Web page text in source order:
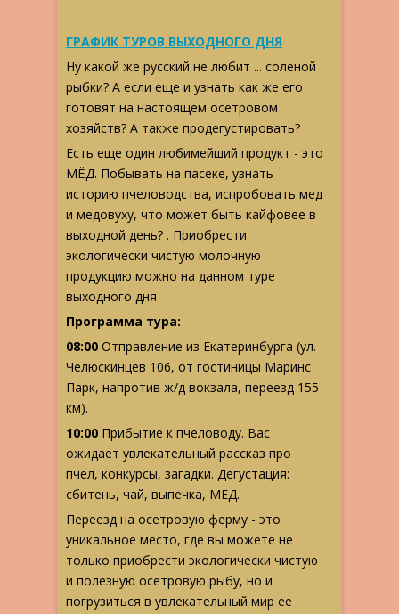
ГРАФИК ТУРОВ ВЫХОДНОГО ДНЯ
Ну какой же русский не любит ... соленой
рыбки? А если еще и узнать как же его
готовят на настоящем осетровом
хозяйств? А также продегустировать?
Есть еще один любимейший продукт - это
МЁД. Побывать на пасеке, узнать
историю пчеловодства, испробовать мед
и медовуху, что может быть кайфовее в
выходной день? . Приобрести
экологически чистую молочную
продукцию можно на данном туре
выходного дня
Программа тура:
08:00 Отправление из Екатеринбурга (ул.
Челюскинцев 106, от гостиницы Маринс
Парк, напротив ж/д вокзала, переезд 155
км).
10:00 Прибытие к пчеловоду. Вас
ожидает увлекательный рассказ про
пчел, конкурсы, загадки. Дегустация:
сбитень, чай, выпечка, МЕД.
Переезд на осетровую ферму - это
уникальное место, где вы можете не
только приобрести экологически чистую
и полезную осетровую рыбу, но и
погрузиться в увлекательный мир ее